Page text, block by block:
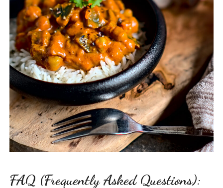
FAQ (Frequently Asked Questions):